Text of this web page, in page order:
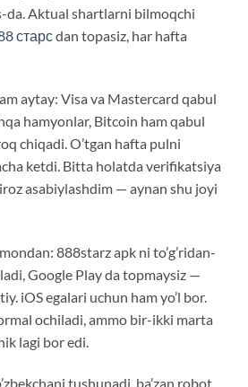
da. Aktual shartlarni bilmoqchi
старсdan topasiz, har hafta
aytay: Visa va Mastercard qabul
hamyonlar, Bitcoin ham qabul
chiqadi. O’tgan hafta pulni
ketdi. Bitta holatda verifikatsiya
asabiylashdim — aynan shu joyi
888starz apk ni to’g’ridan-
Google Play da topmaysiz —
iOS egalari uchun ham yo’l bor.
ochiladi, ammo bir-ikki marta
lagi bor edi.
tushunadi, ba’zan robot